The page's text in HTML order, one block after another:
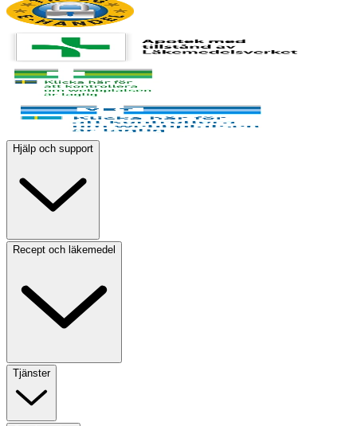
Hjälp och support
Recept och läkemedel
Tjänster